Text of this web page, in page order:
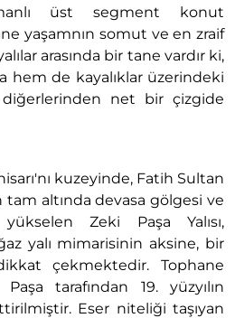
üst segment konut
yaşamnın somut ve en zraif
arasında bir tane vardır ki,
hem de kayalıklar üzerindeki
diğerlerinden net bir çizgide
kuzeyinde, Fatih Sultan
altında devasa gölgesi ve
Zeki Paşa Yalısı,
yalı mimarisinin aksine, bir
çekmektedir. Tophane
tarafından 19. yüzyılın
Eser niteliği taşıyan